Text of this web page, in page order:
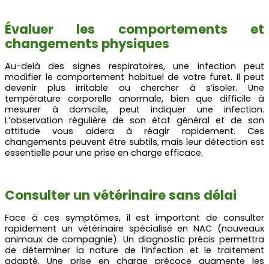
Évaluer les comportements et
changements physiques
Au-delà des signes respiratoires, une infection peut
modifier le comportement habituel de votre furet. Il peut
devenir plus irritable ou chercher à s’isoler. Une
température corporelle anormale, bien que difficile à
mesurer à domicile, peut indiquer une infection.
L’observation régulière de son état général et de son
attitude vous aidera à réagir rapidement. Ces
changements peuvent être subtils, mais leur détection est
essentielle pour une prise en charge efficace.
Consulter un vétérinaire sans délai
Face à ces symptômes, il est important de consulter
rapidement un vétérinaire spécialisé en NAC (nouveaux
animaux de compagnie). Un diagnostic précis permettra
de déterminer la nature de l’infection et le traitement
adapté. Une prise en charge précoce augmente les